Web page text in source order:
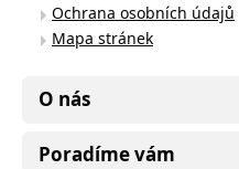
Ochrana osobních údajů
Mapa stránek
O nás
Poradíme vám